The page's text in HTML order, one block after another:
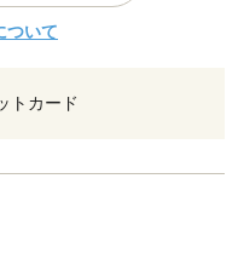
ついて
トカード